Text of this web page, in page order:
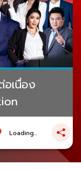
อเนื่อง
Loading...